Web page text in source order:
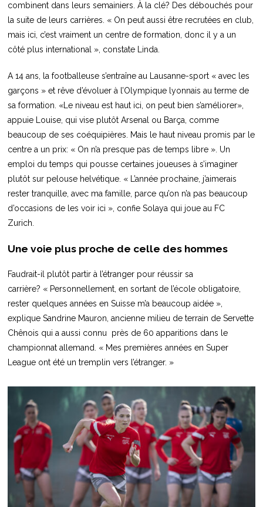
combinent dans leurs semainiers. À la clé? Des débouchés pour
la suite de leurs carrières. « On peut aussi être recrutées en club,
mais ici, c’est vraiment un centre de formation, donc il y a un
côté plus international », constate Linda.
A 14 ans, la footballeuse s’entraîne au Lausanne-sport « avec les
garçons » et rêve d’évoluer à l’Olympique lyonnais au terme de
sa formation. «Le niveau est haut ici, on peut bien s’améliorer»,
appuie Louise, qui vise plutôt Arsenal ou Barça, comme
beaucoup de ses coéquipières. Mais le haut niveau promis par le
centre a un prix: « On n’a presque pas de temps libre ». Un
emploi du temps qui pousse certaines joueuses à s’imaginer
plutôt sur pelouse helvétique. « L’année prochaine, j’aimerais
rester tranquille, avec ma famille, parce qu’on n’a pas beaucoup
d’occasions de les voir ici », confie Solaya qui joue au FC
Zurich.
Une voie plus proche de celle des hommes
Faudrait-il plutôt partir à l’étranger pour réussir sa
carrière? « Personnellement, en sortant de l’école obligatoire,
rester quelques années en Suisse m’a beaucoup aidée »,
explique Sandrine Mauron, ancienne milieu de terrain de Servette
Chênois qui a aussi connu près de 60 apparitions dans le
championnat allemand. « Mes premières années en Super
League ont été un tremplin vers l’étranger. »